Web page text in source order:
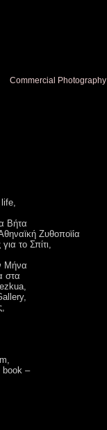
Commercial Photography
life,
Βήτα
Ζυθοποϊία
το Σπίτι,
Μήνα
στα
book –